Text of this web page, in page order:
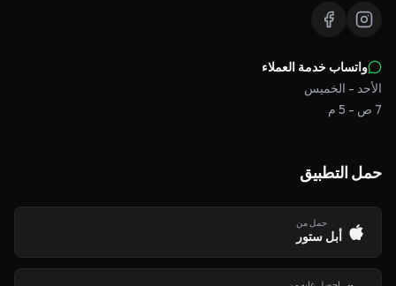
واتساب خدمة العملاء
الأحد - الخميس
7 ص - 5 م
حمل التطبيق
حمل من
أبل ستور